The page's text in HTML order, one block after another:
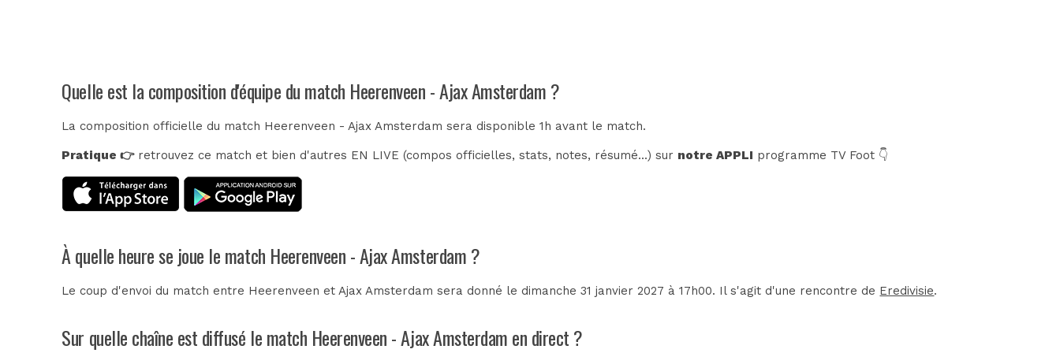
Quelle est la composition d'équipe du match Heerenveen - Ajax Amsterdam ?
La composition officielle du match Heerenveen - Ajax Amsterdam sera disponible 1h avant le match.
Pratique 👉retrouvez ce match et bien d'autres EN LIVE (compos officielles, stats, notes, résumé...) sur notre APPLI programme TV Foot 👇
À quelle heure se joue le match Heerenveen - Ajax Amsterdam ?
Le coup d'envoi du match entre Heerenveen et Ajax Amsterdam sera donné le dimanche 31 janvier 2027 à 17h00. Il s'agit d'une rencontre de Eredivisie.
Sur quelle chaîne est diffusé le match Heerenveen - Ajax Amsterdam en direct ?